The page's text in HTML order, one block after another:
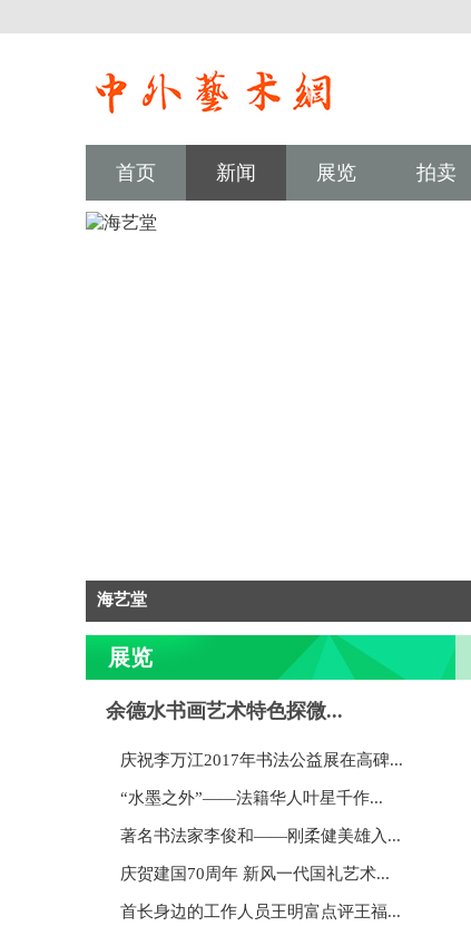
首页 新闻 展览 拍卖
海艺堂
展览
余德水书画艺术特色探微...
庆祝李万江2017年书法公益展在高碑...
“水墨之外”——法籍华人叶星千作...
著名书法家李俊和——刚柔健美雄入...
庆贺建国70周年 新风一代国礼艺术...
首长身边的工作人员王明富点评王福...